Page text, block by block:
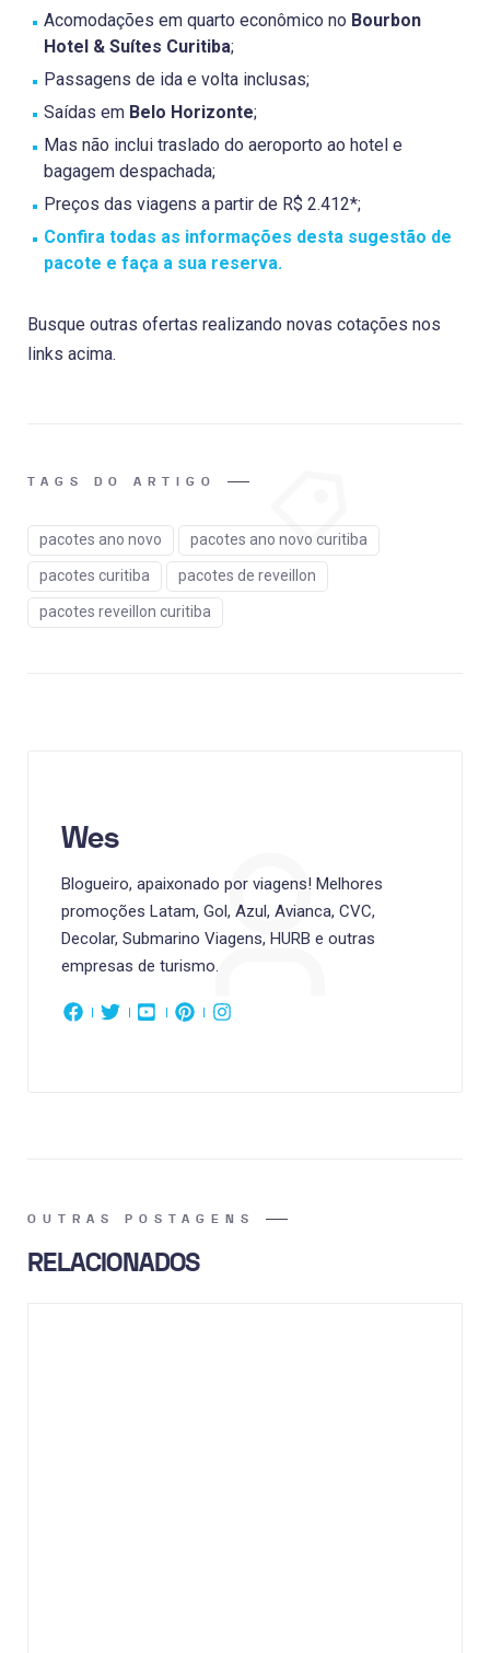
Acomodações em quarto econômico no Bourbon
Hotel & Suítes Curitiba;
Passagens de ida e volta inclusas;
Saídas em Belo Horizonte;
Mas não inclui traslado do aeroporto ao hotel e
bagagem despachada;
Preços das viagens a partir de R$ 2.412*;
Confira todas as informações desta sugestão de
pacote e faça a sua reserva.
Busque outras ofertas realizando novas cotações nos
links acima.
TAGS DO ARTIGO
pacotes ano novo pacotes ano novo curitiba
pacotes curitiba pacotes de reveillon
pacotes reveillon curitiba
Wes
Blogueiro, apaixonado por viagens! Melhores
promoções Latam, Gol, Azul, Avianca, CVC,
Decolar, Submarino Viagens, HURB e outras
empresas de turismo.
OUTRAS POSTAGENS
RELACIONADOS